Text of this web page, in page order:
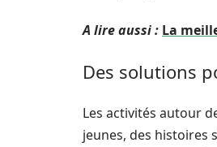
A lire aussi : La
Des solutions
Les activités autour
jeunes, des histoires